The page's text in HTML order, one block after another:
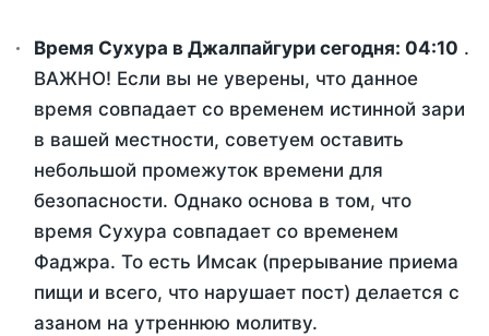
Время Сухура в Джалпайгури сегодня: 04:10 .
ВАЖНО! Если вы не уверены, что данное
время совпадает со временем истинной зари
в вашей местности, советуем оставить
небольшой промежуток времени для
безопасности. Однако основа в том, что
время Сухура совпадает со временем
Фаджра. То есть Имсак (прерывание приема
пищи и всего, что нарушает пост) делается с
азаном на утреннюю молитву.